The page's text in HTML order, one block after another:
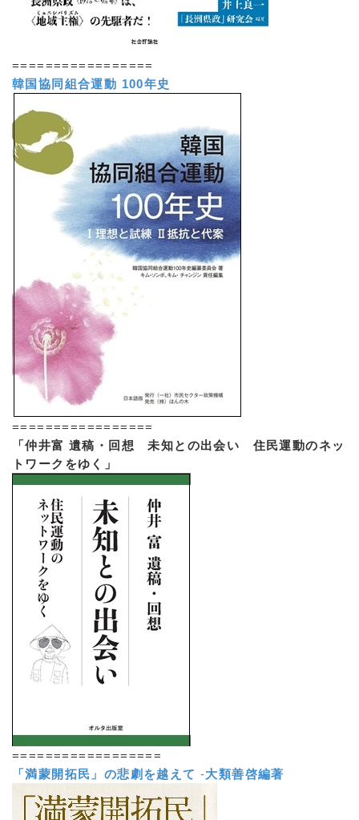
=================
韓国協同組合運動 100年史
=================
「仲井富 遺稿・回想 未知との出会い 住民運動のネッ
トワークをゆく」
==================
「満蒙開拓民」の悲劇を越えて -大類善啓編著